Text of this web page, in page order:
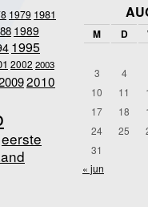
1979 1981
1989
1995
2002 2003
2010
eerste
M D
3
4
10
11
17
18
24
25
31
« jun